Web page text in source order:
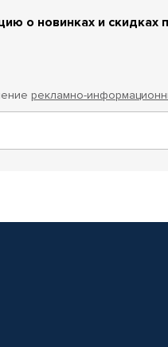
о новинках и скидках
рекламно-